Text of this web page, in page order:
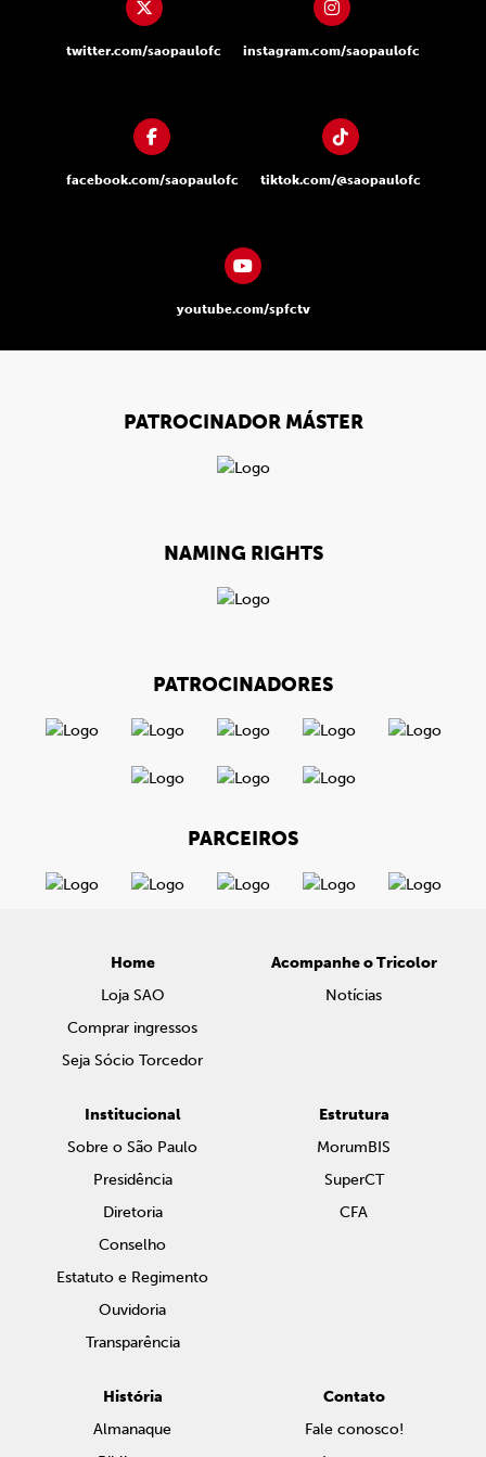
twitter.com/saopaulofc instagram.com/saopaulofc
facebook.com/saopaulofc tiktok.com/@saopaulofc
youtube.com/spfctv
PATROCINADOR MÁSTER
NAMING RIGHTS
PATROCINADORES
PARCEIROS
Home
Loja SAO
Comprar ingressos
Seja Sócio Torcedor
Acompanhe o Tricolor
Notícias
Institucional
Sobre o São Paulo
Presidência
Diretoria
Conselho
Estatuto e Regimento
Ouvidoria
Transparência
Estrutura
MorumBIS
SuperCT
CFA
História
Almanaque
Contato
Fale conosco!